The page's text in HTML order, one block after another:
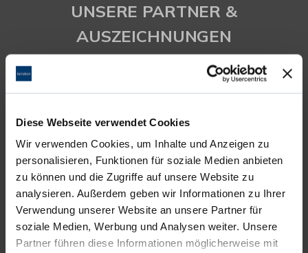
Diese Webseite verwendet Cookies
Wir verwenden Cookies, um Inhalte und Anzeigen zu
personalisieren, Funktionen für soziale Medien anbieten
zu können und die Zugriffe auf unsere Website zu
analysieren. Außerdem geben wir Informationen zu Ihrer
Verwendung unserer Website an unsere Partner für
soziale Medien, Werbung und Analysen weiter. Unsere
Partner führen diese Informationen möglicherweise mit
UNSERE PARTNER &
AUSZEICHNUNGEN
KONTAKT